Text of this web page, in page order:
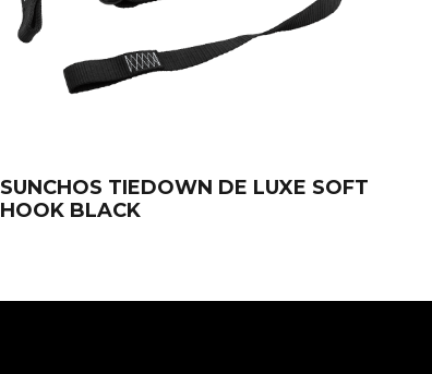
SUNCHOS TIEDOWN DE LUXE SOFT
HOOK BLACK